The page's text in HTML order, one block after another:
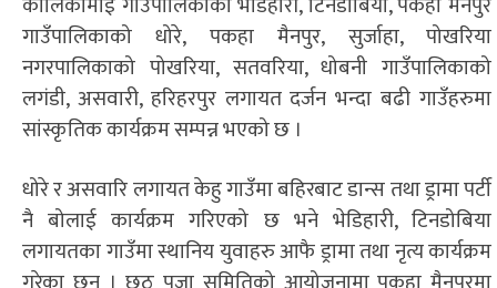
गाउँपालिकाको धोरे, पकहा मैनपुर, सुर्जाहा, पोखरिया
नगरपालिकाको पोखरिया, सतवरिया, धोबनी गाउँपालिकाको
लगंडी, असवारी, हरिहरपुर लगायत दर्जन भन्दा बढी गाउँहरुमा
सांस्कृतिक कार्यक्रम सम्पन्न भएको छ ।
धोरे र असवारि लगायत केहु गाउँमा बहिरबाट डान्स तथा ड्रामा पर्टी
नै बोलाई कार्यक्रम गरिएको छ भने भेडिहारी, टिनडोबिया
लगायतका गाउँमा स्थानिय युवाहरु आफै ड्रामा तथा नृत्य कार्यक्रम